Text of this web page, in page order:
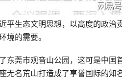
平生态文明思想，以高度的政治
境的需要。
东莞市观音山公园，这可是中
无名荒山打造成了享誉国际的